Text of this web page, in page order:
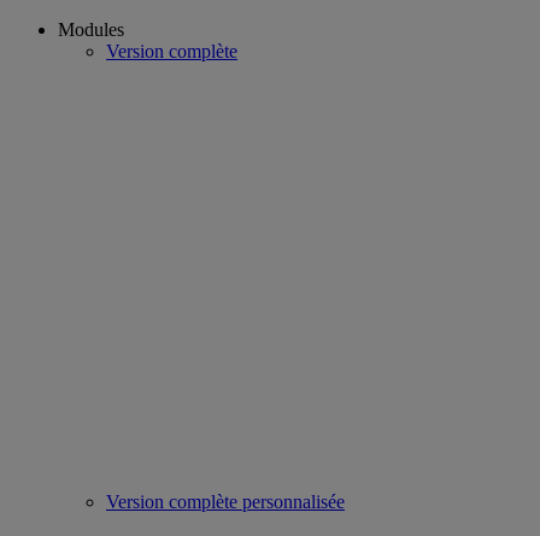
Modules
Version complète
Version complète personnalisée